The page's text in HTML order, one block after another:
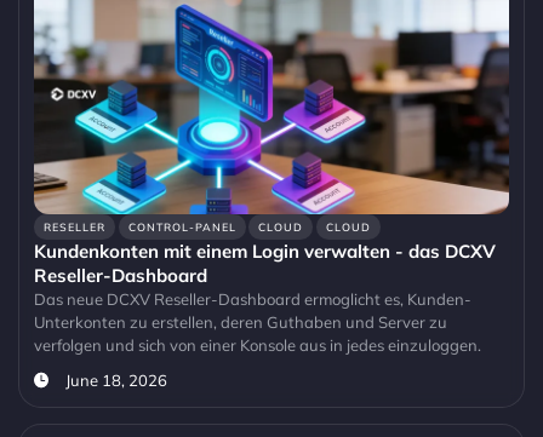
RESELLER CONTROL-PANEL CLOUD CLOUD
Kundenkonten mit einem Login verwalten - das DCXV
Reseller-Dashboard
Das neue DCXV Reseller-Dashboard ermoglicht es, Kunden-
Unterkonten zu erstellen, deren Guthaben und Server zu
verfolgen und sich von einer Konsole aus in jedes einzuloggen.
June 18, 2026